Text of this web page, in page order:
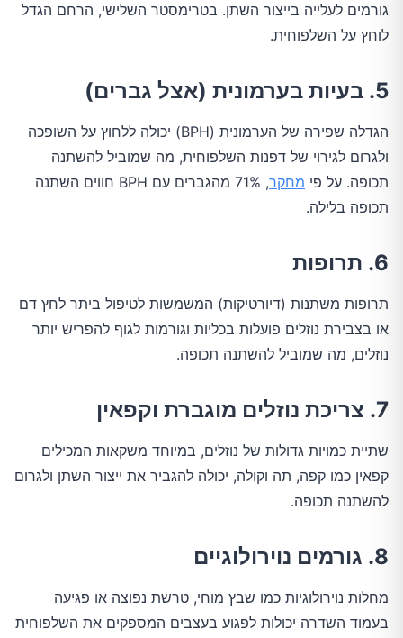
גורמים לעלייה בייצור השתן. בטרימסטר השלישי, הרחם הגדל
לוחץ על השלפוחית.
5. בעיות בערמונית (אצל גברים)
הגדלה שפירה של הערמונית (BPH) יכולה ללחוץ על השופכה
ולגרום לגירוי של דפנות השלפוחית, מה שמוביל להשתנה
תכופה. על פי מחקר
, 71% מהגברים עם BPH חווים השתנה
תכופה בלילה.
6. תרופות
תרופות משתנות (דיורטיקות) המשמשות לטיפול ביתר לחץ דם
או בצבירת נוזלים פועלות בכליות וגורמות לגוף להפריש יותר
נוזלים, מה שמוביל להשתנה תכופה.
7. צריכת נוזלים מוגברת וקפאין
שתיית כמויות גדולות של נוזלים, במיוחד משקאות המכילים
קפאין כמו קפה, תה וקולה, יכולה להגביר את ייצור השתן ולגרום
להשתנה תכופה.
8. גורמים נוירולוגיים
מחלות נוירולוגיות כמו שבץ מוחי, טרשת נפוצה או פגיעה
בעמוד השדרה יכולות לפגוע בעצבים המספקים את השלפוחית